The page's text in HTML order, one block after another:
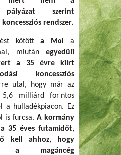
pályázat szerint
rendszer.
kötötta Mol
a
miután egyedüli
a 35 évre kiírt
koncessziós
utal, hogy már az
milliárd forintos
a hulladékpiacon. Ez
is furcsa.A kormány
35 éves futamidőt,
kell ahhoz, hogy
a magáncég